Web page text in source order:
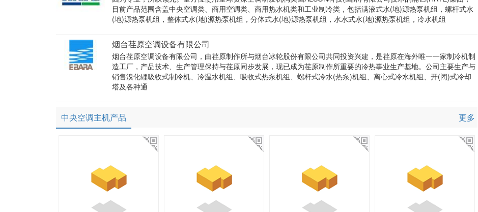
目前产品范围含盖中央空调类、商用空调类、商用热水机类和工业制冷类，包括满液式水(地)源热泵机组，螺杆式水
(地)源热泵机组，整体式水(地)源热泵机组，分体式水(地)源热泵机组，水水式水(地)源热泵机组，冷水机组
烟台荏原空调设备有限公司
烟台荏原空调设备有限公司，由荏原制作所与烟台冰轮股份有限公司共同投资兴建，是荏原在海外唯一一家制冷机制
造工厂，产品技术、生产管理保持与荏原同步发展，现已成为荏原制作所重要的冷热事业生产基地。公司主要生产与
销售溴化锂吸收式制冷机、冷温水机组、吸收式热泵机组、螺杆式冷水(热泵)机组、离心式冷水机组、开(闭)式冷却
塔及各种通
中央空调主机产品 更多